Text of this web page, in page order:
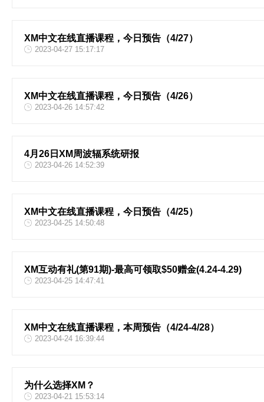
XM中文在线直播课程，今日预告（4/27）
2023-04-27 15:17:17
XM中文在线直播课程，今日预告（4/26）
2023-04-26 14:57:42
4月26日XM周波辐系统研报
2023-04-26 14:52:39
XM中文在线直播课程，今日预告（4/25）
2023-04-25 14:50:48
XM互动有礼(第91期)-最高可领取$50赠金(4.24-4.29)
2023-04-25 14:47:41
XM中文在线直播课程，本周预告（4/24-4/28）
2023-04-24 16:39:44
为什么选择XM？
2023-04-21 15:53:14